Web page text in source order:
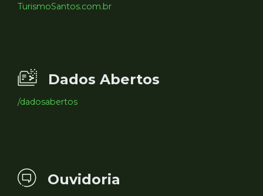
TurismoSantos.com.br
Dados Abertos
/dadosabertos
Ouvidoria